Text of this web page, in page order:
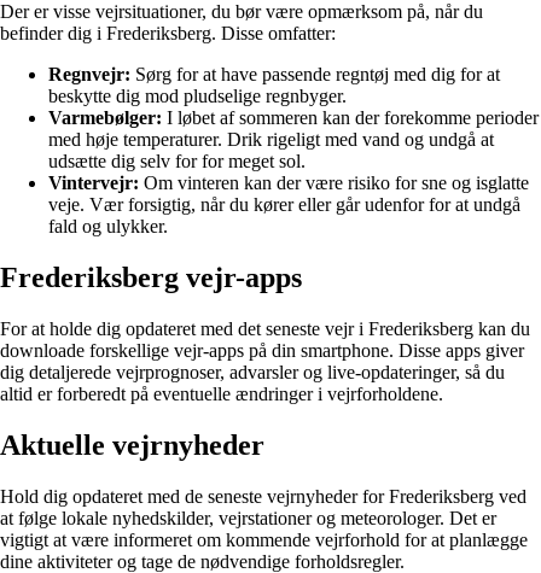
Der er visse vejrsituationer, du bør være opmærksom på, når du
befinder dig i Frederiksberg. Disse omfatter:
Regnvejr: Sørg for at have passende regntøj med dig for at
beskytte dig mod pludselige regnbyger.
Varmebølger: I løbet af sommeren kan der forekomme perioder
med høje temperaturer. Drik rigeligt med vand og undgå at
udsætte dig selv for for meget sol.
Vintervejr: Om vinteren kan der være risiko for sne og isglatte
veje. Vær forsigtig, når du kører eller går udenfor for at undgå
fald og ulykker.
Frederiksberg vejr-apps
For at holde dig opdateret med det seneste vejr i Frederiksberg kan du
downloade forskellige vejr-apps på din smartphone. Disse apps giver
dig detaljerede vejrprognoser, advarsler og live-opdateringer, så du
altid er forberedt på eventuelle ændringer i vejrforholdene.
Aktuelle vejrnyheder
Hold dig opdateret med de seneste vejrnyheder for Frederiksberg ved
at følge lokale nyhedskilder, vejrstationer og meteorologer. Det er
vigtigt at være informeret om kommende vejrforhold for at planlægge
dine aktiviteter og tage de nødvendige forholdsregler.